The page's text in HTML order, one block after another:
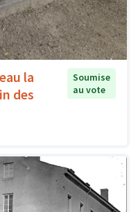
la
des
Soumise
au vote